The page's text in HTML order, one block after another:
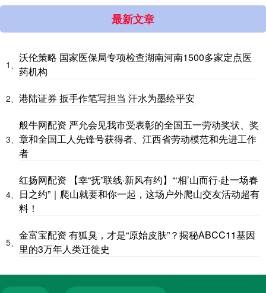
最新文章
1、
沃伦策略 国家医保局专项检查湖南河南1500多家定点医
药机构
2、 港陆证券 扳手作笔写担当 汗水为墨绘平安
3、
般牛网配资 严允会见我市受表彰的全国五一劳动奖状、奖
章和全国工人先锋号获得者、江西省劳动模范和先进工作
者
4、
红扬网配资 【幸“抚”联线·新风有约】“‘相’山而行·赴一场春
日之约”｜爬山就要和你一起，这场户外爬山交友活动超有
料！
5、
金富宝配资 有狐臭，才是“原始皮肤”？揭秘ABCC11基因
里的3万年人类迁徙史